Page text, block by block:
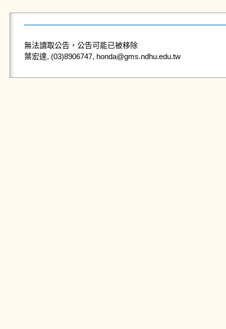
無法讀取公告，公告可能已被移除
葉宏達, (03)8906747, honda@gms.ndhu.edu.tw